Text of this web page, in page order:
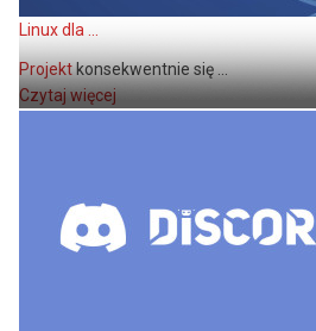
Linux dla ...
Projektkonsekwentnie się ...
Czytaj więcej